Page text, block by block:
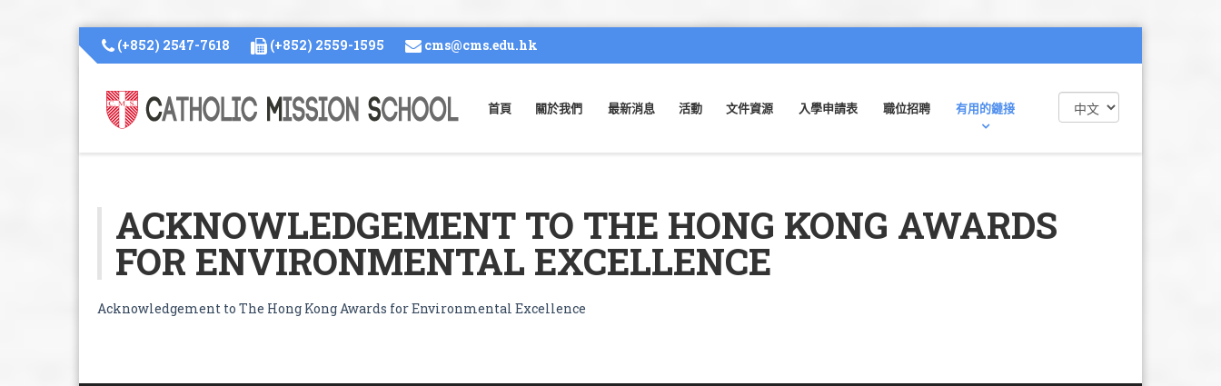
(+852) 2547-7618 (+852) 2559-1595 cms@cms.edu.hk
首頁 關於我們 最新消息 活動 文件資源 入學申請表 職位招聘 有用的鏈接
ACKNOWLEDGEMENT TO THE HONG KONG AWARDS
FOR ENVIRONMENTAL EXCELLENCE
Acknowledgement to The Hong Kong Awards for Environmental Excellence